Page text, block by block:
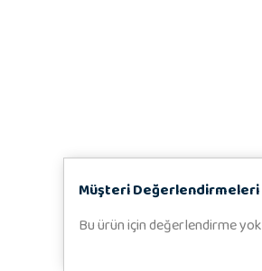
Müşteri Değerlendirmeleri
Bu ürün için değerlendirme yok